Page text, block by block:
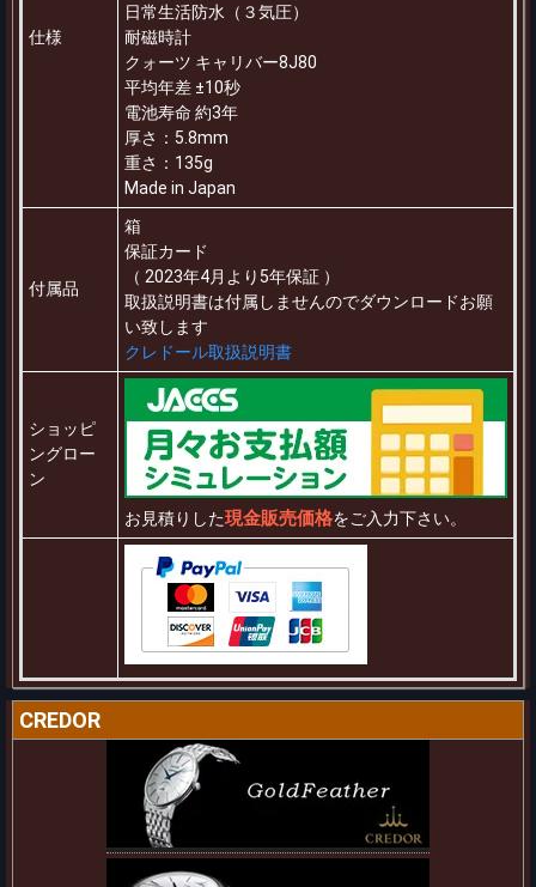
仕様
日常生活防水（３気圧）
耐磁時計
クォーツ キャリバー8J80
平均年差 ±10秒
電池寿命 約3年
厚さ：5.8mm
重さ：135g
Made in Japan
付属品
箱
保証カード
（ 2023年4月より5年保証 ）
取扱説明書は付属しませんのでダウンロードお願
い致します
クレドール取扱説明書
ショッピ
ングロー
ン
お見積りした現金販売価格をご入力下さい。
CREDOR